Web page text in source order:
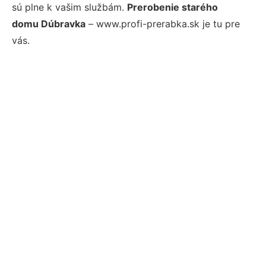
sú plne k vašim službám. Prerobenie starého
domu Dúbravka – www.profi-prerabka.sk je tu pre
vás.